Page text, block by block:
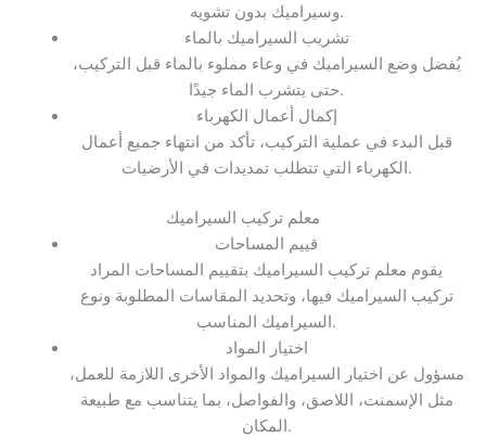
وسيراميك بدون تشويه.
تشريب السيراميك بالماء
يُفضل وضع السيراميك في وعاء مملوء بالماء قبل التركيب،
حتى يتشرب الماء جيدًا.
إكمال أعمال الكهرباء
قبل البدء في عملية التركيب، تأكد من انتهاء جميع أعمال
الكهرباء التي تتطلب تمديدات في الأرضيات.
معلم تركيب السيراميك
قييم المساحات
يقوم معلم تركيب السيراميك بتقييم المساحات المراد
تركيب السيراميك فيها، وتحديد المقاسات المطلوبة ونوع
السيراميك المناسب.
اختيار المواد
مسؤول عن اختيار السيراميك والمواد الأخرى اللازمة للعمل،
مثل الإسمنت، اللاصق، والفواصل، بما يتناسب مع طبيعة
المكان.